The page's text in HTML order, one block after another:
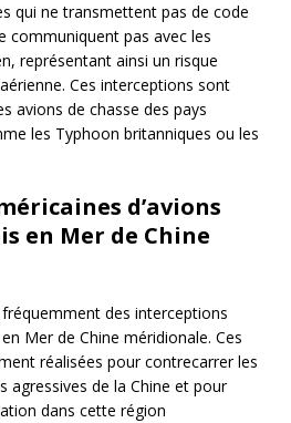
qui ne transmettent pas de code
communiquent pas avec les
représentant ainsi un risque
Ces interceptions sont
avions de chasse des pays
les Typhoon britanniques ou les
d’avions
en Mer de Chine
des interceptions
Mer de Chine méridionale. Ces
réalisées pour contrecarrer les
agressives de la Chine et pour
dans cette région